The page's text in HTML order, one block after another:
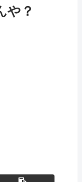
や？